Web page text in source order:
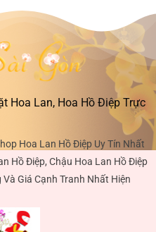
Hoa Lan, Hoa Hồ Điệp Trực
Hoa Lan Hồ Điệp Uy Tín Nhất
Hồ Điệp, Chậu Hoa Lan Hồ Điệp
Giá Cạnh Tranh Nhất Hiện